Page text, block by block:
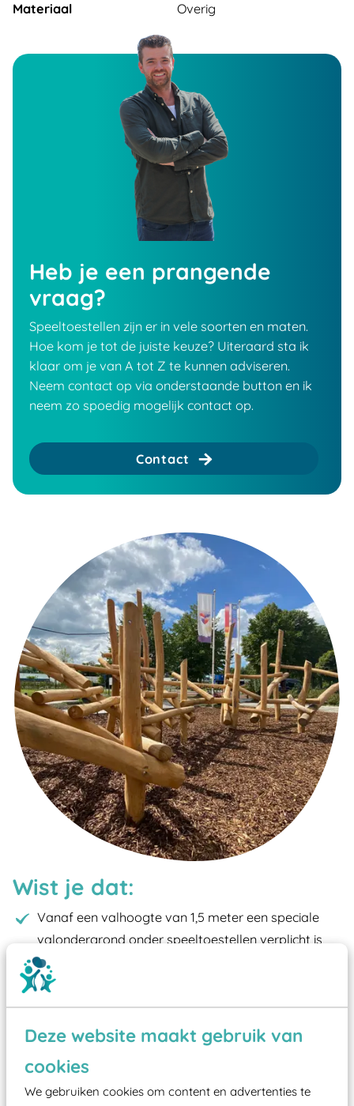
Deze website maakt gebruik van
cookies
We gebruiken cookies om content en advertenties te
Materiaal
Overig
Heb je een prangende
vraag?
Speeltoestellen zijn er in vele soorten en maten.
Hoe kom je tot de juiste keuze? Uiteraard sta ik
klaar om je van A tot Z te kunnen adviseren.
Neem contact op via onderstaande button en ik
neem zo spoedig mogelijk contact op.
Contact
Wist je dat:
Vanaf een valhoogte van 1,5 meter een speciale
valondergrond onder speeltoestellen verplicht is
zoals kunstgras, rubber tegels of boomschors?
Elk speeltoestel in de openbare ruimte voorzien
moet zijn van een typekeuring, -plaatje en
certificering, uitgegeven door een Nederlands
Wij ook speeltoestellen kunnen laten keuren zodat
ze toch binnen het Warenwetbesluit Attractie- en